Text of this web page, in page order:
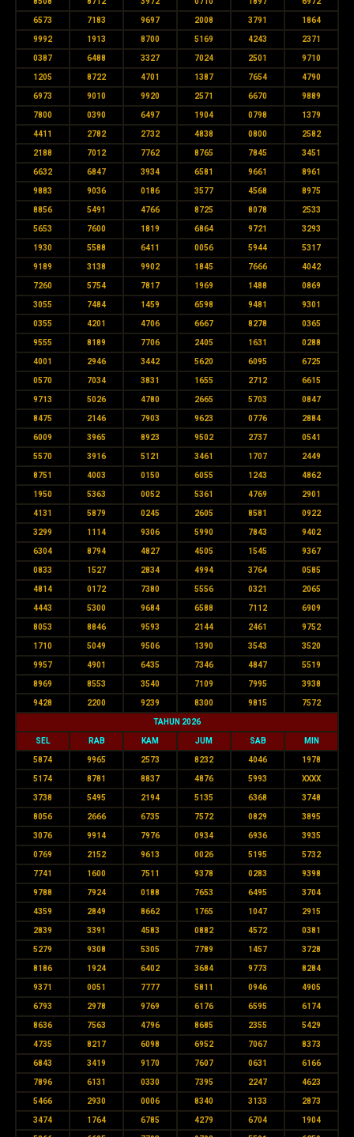
6573 7183 9697 2008 3791 1864
9992 1913 8700 5169 4243 2371
0387 6488 3327 7024 2501 9710
1205 8722 4701 1387 7654 4790
6973 9010 9920 2571 6670 9889
7800 0390 6497 1904 0798 1379
4411 2782 2732 4838 0800 2582
2188 7012 7762 8765 7845 3451
6632 6847 3934 6581 9661 8961
9883 9036 0186 3577 4568 8975
8856 5491 4766 8725 8078 2533
5653 7600 1819 6864 9721 3293
1930 5588 6411 0056 5944 5317
9189 3138 9902 1845 7666 4042
7260 5754 7817 1969 1488 0869
3055 7484 1459 6598 9481 9301
0355 4201 4706 6667 8278 0365
9555 8189 7706 2405 1631 0288
4001 2946 3442 5620 6095 6725
0570 7034 3831 1655 2712 6615
9713 5026 4780 2665 5703 0847
8475 2146 7903 9623 0776 2884
6009 3965 8923 9502 2737 0541
5570 3916 5121 3461 1707 2449
8751 4003 0150 6055 1243 4862
1950 5363 0052 5361 4769 2901
4131 5879 0245 2605 8581 0922
3299 1114 9306 5990 7843 9402
6304 8794 4827 4505 1545 9367
0833 1527 2834 4994 3764 0585
4814 0172 7380 5556 0321 2065
4443 5300 9684 6588 7112 6909
8053 8846 9593 2144 2461 9752
1710 5049 9506 1390 3543 3520
9957 4901 6435 7346 4847 5519
8969 8553 3540 7109 7995 3938
9428 2200 9239 8300 9815 7572
TAHUN 2026
SEL RAB KAM JUM SAB MIN
5874 9965 2573 8232 4046 1978
5174 8781 8837 4876 5993 XXXX
3738 5495 2194 5135 6368 3748
8056 2666 6735 7572 0829 3895
3076 9914 7976 0934 6936 3935
0769 2152 9613 0026 5195 5732
7741 1600 7511 9378 0283 9398
9788 7924 0188 7653 6495 3704
4359 2849 8662 1765 1047 2915
2839 3391 4583 0882 4572 0381
5279 9308 5305 7789 1457 3728
8186 1924 6402 3684 9773 8284
9371 0051 7777 5811 0946 4905
6793 2978 9769 6176 6595 6174
8636 7563 4796 8685 2355 5429
4735 8217 6098 6952 7067 8373
6843 3419 9170 7607 0631 6166
7896 6131 0330 7395 2247 4623
5466 2930 0006 8340 3133 2873
3474 1764 6785 4279 6704 1904